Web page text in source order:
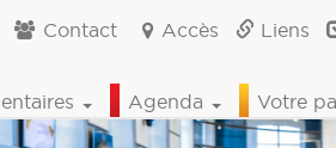
Contact Accès Liens
Agenda Votre